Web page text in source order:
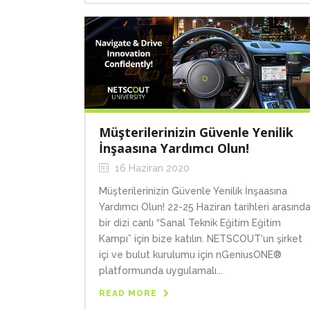
Müşterilerinizin Güvenle Yenilik
İnşaasına Yardımcı Olun!
16 Haziran 2020
Müşterilerinizin Güvenle Yenilik İnşaasına
Yardımcı Olun! 22-25 Haziran tarihleri arasında
bir dizi canlı “Sanal Teknik Eğitim Eğitim
Kampı” için bize katılın. NETSCOUT'un şirket
içi ve bulut kurulumu için nGeniusONE®
platformunda uygulamalı...
READ MORE